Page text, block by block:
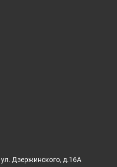
Дзержинского, д.16А